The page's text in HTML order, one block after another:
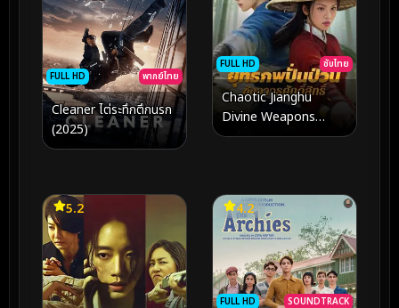
FULL HD พากย์ไทย
Cleaner ไต่ระทึกตึกนรก
(2025)
FULL HD ซับไทย
Chaotic Jianghu
Divine Weapons
Rivalry (2025) ยุทธภพ
5.2
FULL HD SOUNDTRACK
4.2